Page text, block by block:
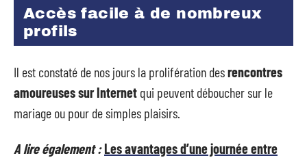
Accès facile à de nombreux
profils
Il est constaté de nos jours la prolifération desrencontres
amoureusessur Internet qui peuvent déboucher sur le
mariage ou pour de simples plaisirs.
A lire également :Les avantages d’une journée entre